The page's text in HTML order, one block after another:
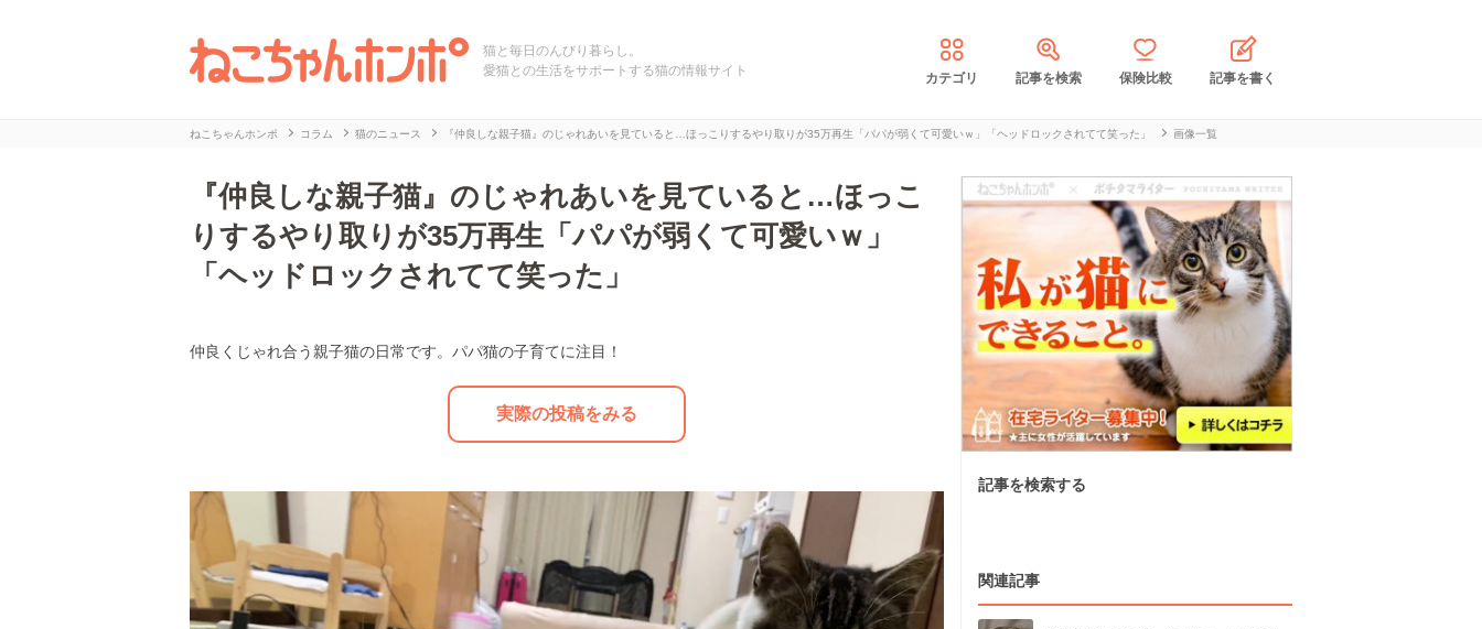
猫と毎日のんびり暮らし。
愛猫との生活をサポートする猫の情報サイト
カテゴリ 記事を検索 保険比較 記事を書く
ねこちゃんホンポ コラム 猫のニュース 『仲良しな親子猫』のじゃれあいを見ていると…ほっこりするやり取りが35万再生「パパが弱くて可愛いｗ」「ヘッドロックされてて笑った」 画像一覧
『仲良しな親子猫』のじゃれあいを見ていると…ほっこ
りするやり取りが35万再生「パパが弱くて可愛いｗ」
「ヘッドロックされてて笑った」
/
L
仲良くじゃれ合う親子猫の日常です。パパ猫の子育てに注目！
実際の投稿をみる
記事を検索する
関連記事